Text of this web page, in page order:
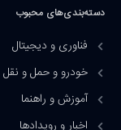
دسته‌بندی‌های محبوب
فناوری و دیجیتال
خودرو و حمل و نقل
آموزش و راهنما
اخبار و رویدادها